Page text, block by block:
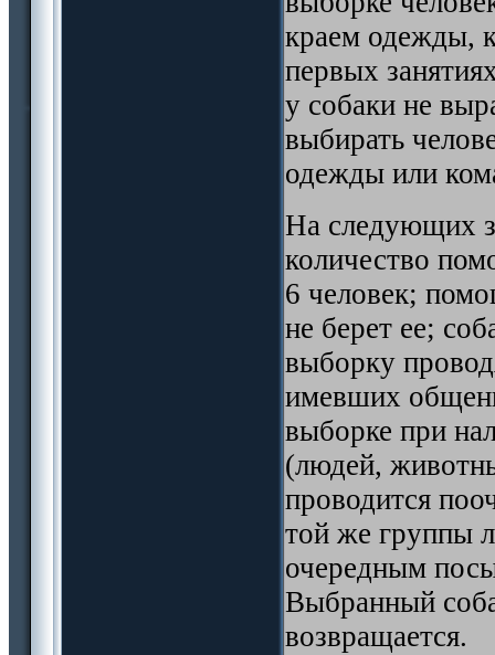
краем одежды,
первых
у собаки не
выбирать
одежды или
На следующих
количество
6 человек;
не берет ее;
выборку
имевших
выборке при
(людей,
проводится
той же группы
очередным
Выбранный
возвращается.